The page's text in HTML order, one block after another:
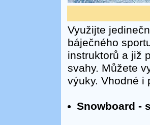
Využijte
báječného
instruktorů a již
svahy. Můžete
výuky. Vhodné i
Snowboard -